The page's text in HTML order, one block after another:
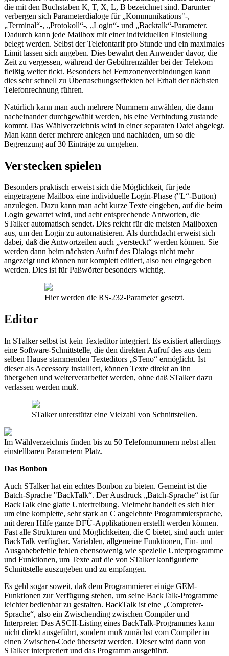
die mit den Buchstaben K, T, X, L, B bezeichnet sind. Darunter
verbergen sich Parameterdialoge für „Kommunikations"-,
„Terminal“-, „Protokoll“-, „Login“- und „Backtalk“-Parameter.
Dadurch kann jede Mailbox mit einer individuellen Einstellung
belegt werden. Selbst der Telefontarif pro Stunde und ein maximales
Limit lassen sich angeben. Dies bewahrt den Anwender davor, die
Zeit zu vergessen, während der Gebührenzähler bei der Telekom
fleißig weiter tickt. Besonders bei Fernzonenverbindungen kann
dies sehr schnell zu Überraschungseffekten bei Erhalt der nächsten
Telefonrechnung führen.
Natürlich kann man auch mehrere Nummern anwählen, die dann
nacheinander durchgewählt werden, bis eine Verbindung zustande
kommt. Das Wählverzeichnis wird in einer separaten Datei abgelegt.
Man kann derer mehrere anlegen und nachladen, um so die
Begrenzung auf 30 Einträge zu umgehen.
Verstecken spielen
Besonders praktisch erweist sich die Möglichkeit, für jede
eingetragene Mailbox eine individuelle Login-Phase ("L“-Button)
anzulegen. Dazu kann man acht kurze Texte eingeben, auf die beim
Login gewartet wird, und acht entsprechende Antworten, die
STalker automatisch sendet. Dies reicht für die meisten Mailboxen
aus, um den Login zu automatisieren. Als durchdacht erweist sich
dabei, daß die Antwortzeilen auch „versteckt“ werden können. Sie
werden dann beim nächsten Aufruf des Dialogs nicht mehr
angezeigt und können nur komplett editiert, also neu eingegeben
werden. Dies ist für Paßwörter besonders wichtig.
Hier werden die RS-232-Parameter gesetzt.
Editor
In STalker selbst ist kein Texteditor integriert. Es existiert allerdings
eine Software-Schnittstelle, die den direkten Aufruf des aus dem
selben Hause stammenden Texteditors „STeno“ ermöglicht. Ist
dieser als Accessory installiert, können Texte direkt an ihn
übergeben und weiterverarbeitet werden, ohne daß STalker dazu
verlassen werden muß.
STalker unterstützt eine Vielzahl von Schnittstellen.
Im Wählverzeichnis finden bis zu 50 Telefonnummern nebst allen
einstellbaren Parametern Platz.
Das Bonbon
Auch STalker hat ein echtes Bonbon zu bieten. Gemeint ist die
Batch-Sprache "BackTalk“. Der Ausdruck „Batch-Sprache“ ist für
BackTalk eine glatte Untertreibung. Vielmehr handelt es sich hier
um eine komplette, sehr stark an C angelehnte Programmiersprache,
mit deren Hilfe ganze DFÜ-Applikationen erstellt werden können.
Fast alle Strukturen und Möglichkeiten, die C bietet, sind auch unter
BackTalk verfügbar. Variablen, allgemeine Funktionen, Ein- und
Ausgabebefehle fehlen ebensowenig wie spezielle Unterprogramme
und Funktionen, um Texte auf die von STalker konfigurierte
Schnittstelle auszugeben und zu empfangen.
Es gehl sogar soweit, daß dem Programmierer einige GEM-
Funktionen zur Verfügung stehen, um seine BackTalk-Programme
leichter bedienbar zu gestalten. BackTalk ist eine „Compreter-
Sprache“, also ein Zwischending zwischen Compiler und
Interpreter. Das ASCII-Listing eines BackTalk-Programmes kann
nicht direkt ausgeführt, sondern muß zunächst vom Compiler in
einen Zwischen-Code übersetzt werden. Dieser wird dann von
STalker interpretiert und das Programm ausgeführt.